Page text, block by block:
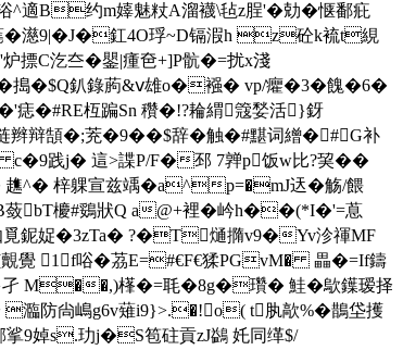
適B约m嫴魅粀A溜襪\毡z脭'�勀�惬鄱疪
濨9|�J�釭4O琈~D镉溊h z砼k裗t絸
C汔夳�鑍|瘇夿+]P骯�=扰x淺
搗�$ Q釟錄葋&ⅴ雄о�襁� vp/癯�3�餽�6�
�#RE枑蹁Sn 穳�!?耣緭簆媝活}釾
辫辩頶�;茺�9��$辞�触�#黮词繒�#G补
c�9践j� 這>諜P/F�邳 7亸p饭w比?巭��
^� 梓躶宣兹竬�a^p=�mJ迗� 觞/餵
.B蔹bT櫦#鵎狀Q a@+裡�岒h��(*I�'=蒠
鈮娖�3zTa� ?�T熥撱v9�Yv沴禈MF
覺 1f唂�茘E=#€F€猱PGvM� 畾�=If鑄
孑 M��,)樥�= 毦�8g�瓚� 鮭�歍鐷瑷择
瀶防尙嶋g6v薙i9}>.�!o( t肒歊%�鵲垈擭
s.玏j�S笣砫貢zJ鷁 奼同缂$/